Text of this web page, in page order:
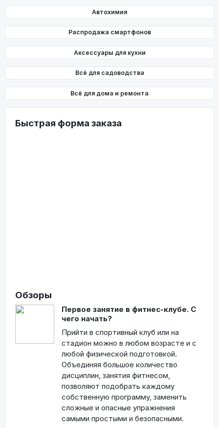
Автохимия
Распродажа смартфонов
Аксессуары для кухни
Всё для садоводства
Всё для дома и ремонта
Быстрая форма заказа
Обзоры
Первое занятие в фитнес-клубе. С
чего начать?
Прийти в спортивный клуб или на
стадион можно в любом возрасте и с
любой физической подготовкой.
Объединяя большое количество
дисциплин, занятия фитнесом,
позволяют подобрать каждому
собственную программу, заменить
сложные и опасные упражнения
самыми простыми и безопасными.